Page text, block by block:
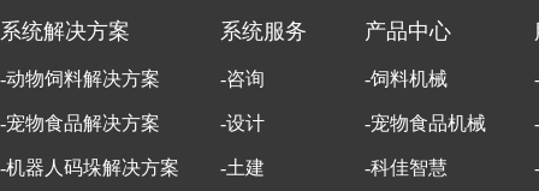
系统解决方案
-动物饲料解决方案
-宠物食品解决方案
-机器人码垛解决方案
系统服务
-咨询
-设计
-土建
产品中心
-饲料机械
-宠物食品机械
-科佳智慧